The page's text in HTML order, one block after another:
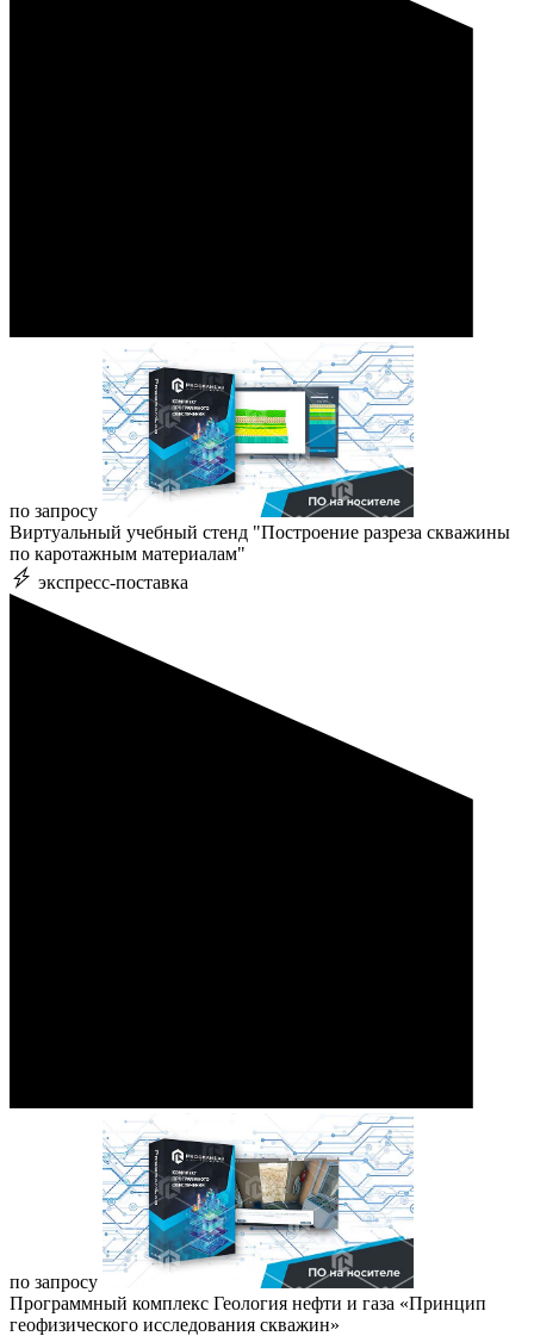
по запросу
Виртуальный учебный стенд "Построение разреза скважины
по каротажным материалам"
экспресс-поставка
по запросу
Программный комплекс Геология нефти и газа «Принцип
геофизического исследования скважин»